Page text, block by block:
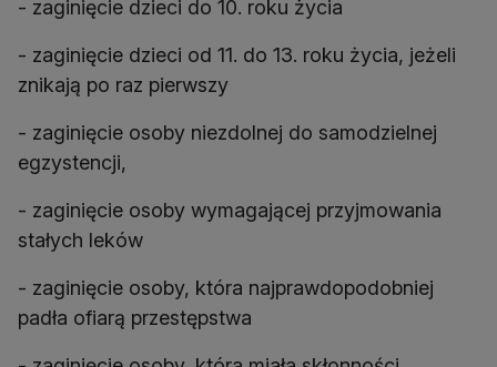
- zaginięcie dzieci do 10. roku życia
- zaginięcie dzieci od 11. do 13. roku życia, jeżeli
znikają po raz pierwszy
- zaginięcie osoby niezdolnej do samodzielnej
egzystencji,
- zaginięcie osoby wymagającej przyjmowania
stałych leków
- zaginięcie osoby, która najprawdopodobniej
padła ofiarą przestępstwa